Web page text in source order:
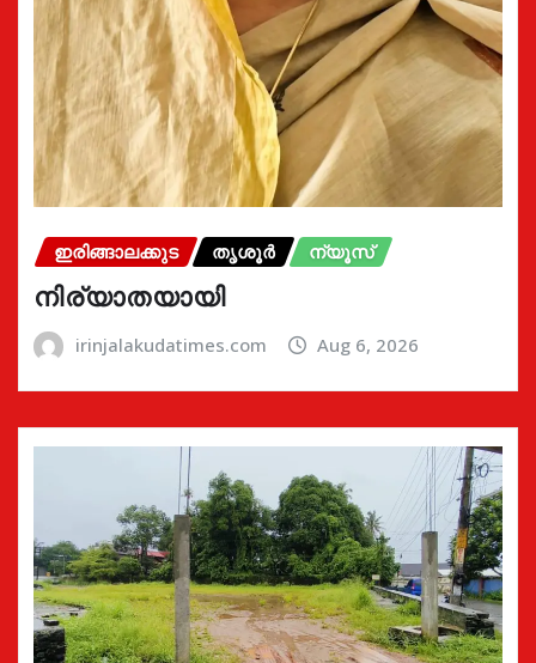
ഇരിങ്ങാലക്കുട തൃശൂർ ന്യൂസ്
നിര്യാതയായി
irinjalakudatimes.com Aug 6, 2026